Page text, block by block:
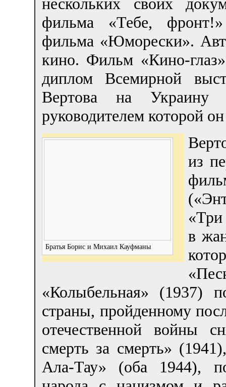
фильма «Тебе, фронт!»
фильма «Юморески».
кино. Фильм «Кино-
диплом Всемирной
Вертова на Украину
руководителем которой
Братья Борис и Михаил Кауфманы
из
в
«Колыбельная» (1937)
страны, пройденному
отечественной войны
смерть за смерть»
Ала-Тау» (оба 1944),